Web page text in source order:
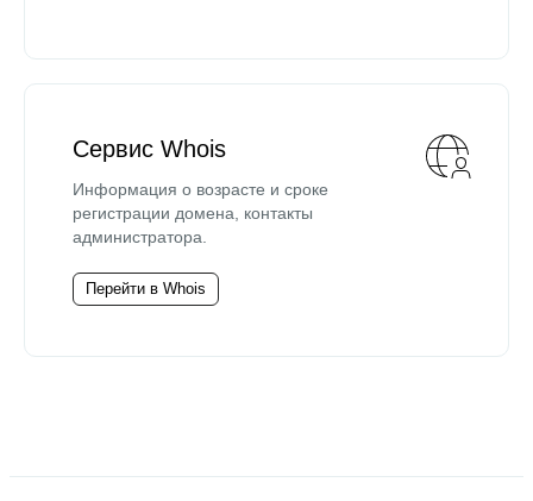
Сервис Whois
Информация о возрасте и сроке
регистрации домена, контакты
администратора.
Перейти в Whois